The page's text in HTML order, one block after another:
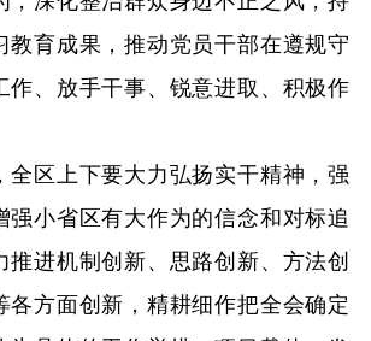
教育成果，推动党员干部在遵规守
作、放手干事、锐意进取、积极作
区上下要大力弘扬实干精神，强
强小省区有大作为的信念和对标追
推进机制创新、思路创新、方法创
各方面创新，精耕细作把全会确定